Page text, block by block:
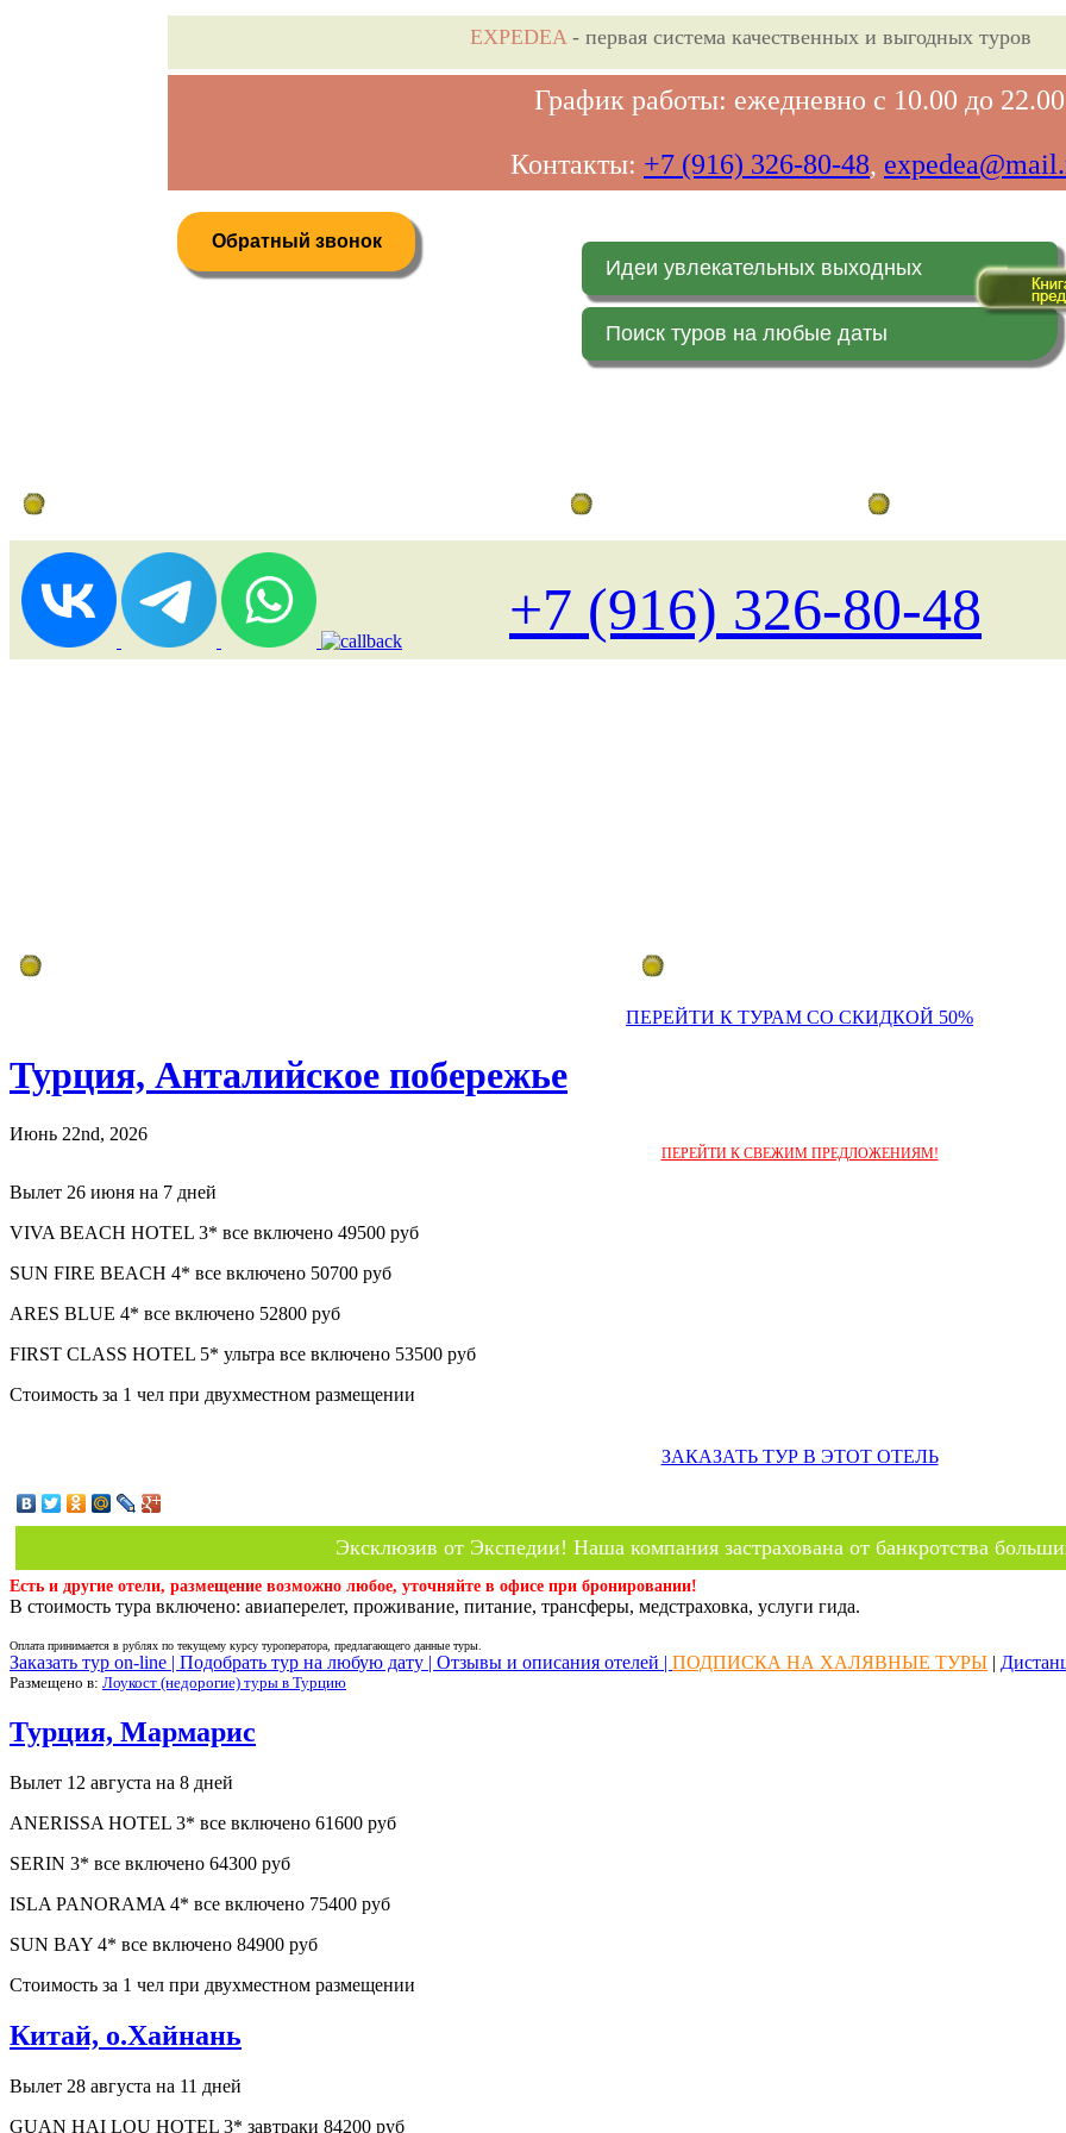
EXPEDEA- первая система качественных и выгодных туров
График работы: ежедневно с 10.00 до 22.00
Контакты: +7 (916) 326-80-48,
Обратный звонок
Идеи увлекательных выходных
Поиск туров на любые даты
Дистанционное бронирование туров
+7 (916) 326-80-48
ПЕРЕЙТИ К ТУРАМ СО СКИДКОЙ 50%
Турция, Анталийское побережье
Июнь 22nd, 2026
ПЕРЕЙТИ К СВЕЖИМ ПРЕДЛОЖЕНИЯМ!
Вылет 26 июня на 7 дней
VIVA BEACH HOTEL 3* все включено 49500 руб
SUN FIRE BEACH 4* все включено 50700 руб
ARES BLUE 4* все включено 52800 руб
FIRST CLASS HOTEL 5* ультра все включено 53500 руб
Стоимость за 1 чел при двухместном размещении
ЗАКАЗАТЬ ТУР В ЭТОТ ОТЕЛЬ
Эксклюзив от Экспедии! Наша компания застрахована от банкротства
Есть и другие отели, размещение возможно любое, уточняйте в офисе при бронировании!
В стоимость тура включено: авиаперелет, проживание, питание, трансферы, медстраховка, услуги гида.
Оплата принимается в рублях по текущему курсу туроператора, предлагающего данные туры.
Заказать тур on-line | Подобрать тур на любую дату | Отзывы и описания отелей | ПОДПИСКА НА ХАЛЯВНЫЕ ТУРЫ |
Размещено в: Лоукост (недорогие) туры в Турцию
Турция, Мармарис
Вылет 12 августа на 8 дней
ANERISSA HOTEL 3* все включено 61600 руб
SERIN 3* все включено 64300 руб
ISLA PANORAMA 4* все включено 75400 руб
SUN BAY 4* все включено 84900 руб
Стоимость за 1 чел при двухместном размещении
Китай, о.Хайнань
Вылет 28 августа на 11 дней
GUAN HAI LOU HOTEL 3* завтраки 84200 руб